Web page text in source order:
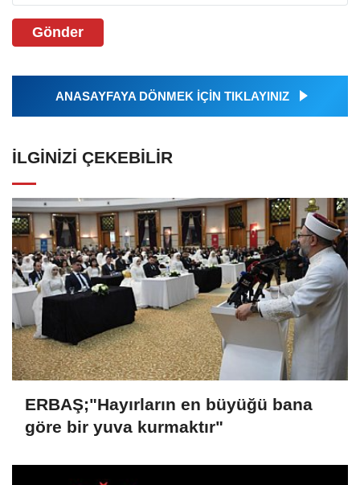
Gönder
ANASAYFAYA DÖNMEK İÇİN TIKLAYINIZ
İLGINIZI ÇEKEBILIR
ERBAŞ;"Hayırların en büyüğü bana
göre bir yuva kurmaktır"